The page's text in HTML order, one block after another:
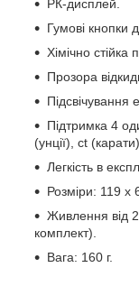
РК-дисплей.
Гумові кнопки
Хімічно стійка
Прозора
Підсвічування
Підтримка 4
(унції), ct
Легкість в
Розміри: 119
Живлення від
комплект).
Вага: 160 г.